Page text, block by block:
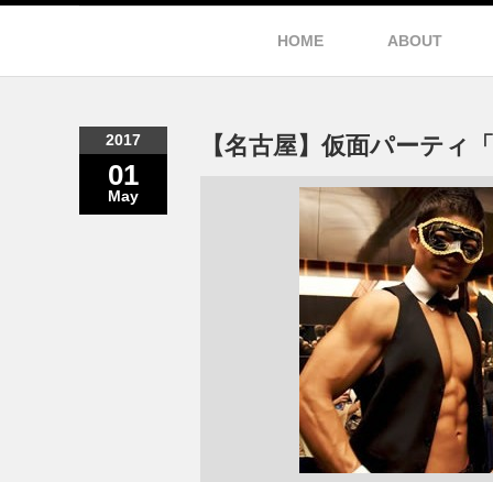
HOME ABOUT
2017
01
May
【名古屋】仮面パーティ